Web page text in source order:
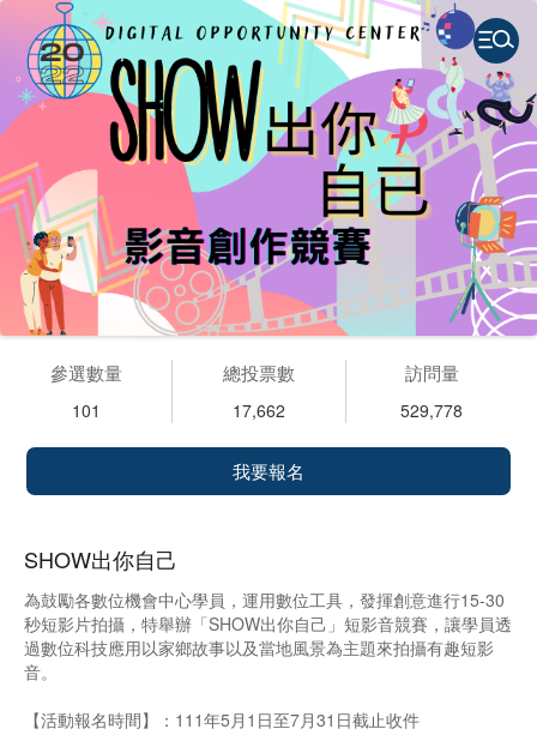
參選數量
101
總投票數
17,662
訪問量
529,778
我要報名
SHOW出你自己
為鼓勵各數位機會中心學員，運用數位工具，發揮創意進行15-30
秒短影片拍攝，特舉辦「SHOW出你自己」短影音競賽，讓學員透
過數位科技應用以家鄉故事以及當地風景為主題來拍攝有趣短影
音。
【活動報名時間】：111年5月1日至7月31日截止收件